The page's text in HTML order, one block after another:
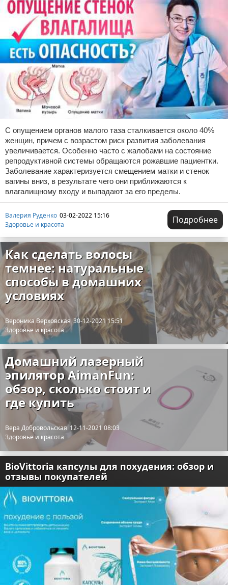
С опущением органов малого таза сталкивается около 40%
женщин, причем с возрастом риск развития заболевания
увеличивается. Особенно часто с жалобами на состояние
репродуктивной системы обращаются рожавшие пациентки.
Заболевание характеризуется смещением матки и стенок
вагины вниз, в результате чего они приближаются к
влагалищному входу и выпадают за его пределы.
Валерия Руденко 03-02-2022 15:16
Здоровье и красота
Подробнее
Как сделать волосы
темнее: натуральные
способы в домашних
условиях
Вероника Верховская 30-12-2021 15:51
Здоровье и красота
Домашний лазерный
эпилятор AimanFun:
обзор, сколько стоит и
где купить
Вера Добровольская 12-11-2021 08:03
Здоровье и красота
BioVittoria капсулы для похудения: обзор и
отзывы покупателей